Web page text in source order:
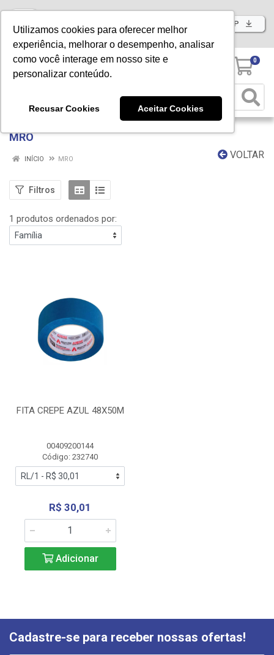
Utilizamos cookies para oferecer melhor
experiência, melhorar o desempenho, analisar
como você interage em nosso site e
personalizar conteúdo.
Recusar Cookies Aceitar Cookies
Baixe já nosso APP
0
MRO
VOLTAR
INÍCIO MRO
Filtros
1 produtos ordenados por:
FITA CREPE AZUL 48X50M
00409200144
Código: 232740
R$ 30,01
Adicionar
Cadastre-se para receber nossas ofertas!